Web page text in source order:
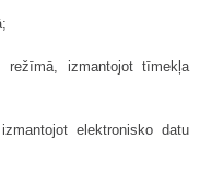
režīmā, izmantojot tīmekļa
elektronisko datu